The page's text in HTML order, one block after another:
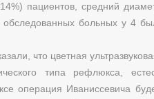
пациентов, средний
обследованных больных у 4
что цветная
типа рефлюкса,
операция Иваниссевича